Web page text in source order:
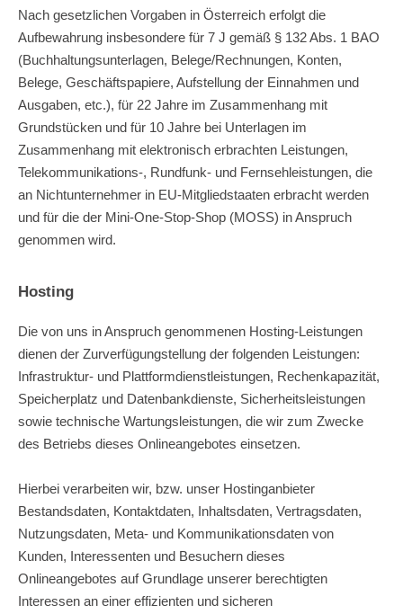
Nach gesetzlichen Vorgaben in Österreich erfolgt die
Aufbewahrung insbesondere für 7 J gemäß § 132 Abs. 1 BAO
(Buchhaltungsunterlagen, Belege/Rechnungen, Konten,
Belege, Geschäftspapiere, Aufstellung der Einnahmen und
Ausgaben, etc.), für 22 Jahre im Zusammenhang mit
Grundstücken und für 10 Jahre bei Unterlagen im
Zusammenhang mit elektronisch erbrachten Leistungen,
Telekommunikations-, Rundfunk- und Fernsehleistungen, die
an Nichtunternehmer in EU-Mitgliedstaaten erbracht werden
und für die der Mini-One-Stop-Shop (MOSS) in Anspruch
genommen wird.
Hosting
Die von uns in Anspruch genommenen Hosting-Leistungen
dienen der Zurverfügungstellung der folgenden Leistungen:
Infrastruktur- und Plattformdienstleistungen, Rechenkapazität,
Speicherplatz und Datenbankdienste, Sicherheitsleistungen
sowie technische Wartungsleistungen, die wir zum Zwecke
des Betriebs dieses Onlineangebotes einsetzen.
Hierbei verarbeiten wir, bzw. unser Hostinganbieter
Bestandsdaten, Kontaktdaten, Inhaltsdaten, Vertragsdaten,
Nutzungsdaten, Meta- und Kommunikationsdaten von
Kunden, Interessenten und Besuchern dieses
Onlineangebotes auf Grundlage unserer berechtigten
Interessen an einer effizienten und sicheren